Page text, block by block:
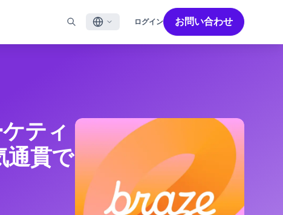
RCS
LINE
の他のチャネル
Brzeの統合されたテクノロジースタック
詳細はこちら
2026年 グローバルカスタマーエンゲージメント
한국어
Português BR
ログイン お問い合わせ
ティ
通貫で